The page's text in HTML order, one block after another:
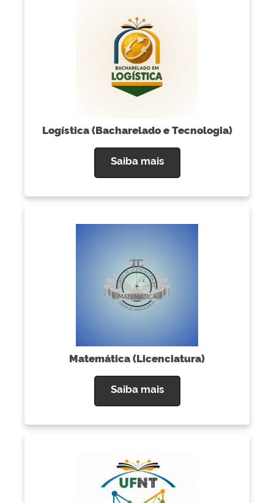
Logística (Bacharelado e Tecnologia)
Saiba mais
Matemática (Licenciatura)
Saiba mais